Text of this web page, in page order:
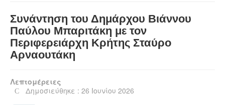
Οικονομικά
Κρήτη
Ελλάδα
Κόσμος
Συνάντηση του Δημάρχου Βιάννου
Παύλου Μπαριτάκη με τον
Περιφερειάρχη Κρήτης Σταύρο
Αρναουτάκη
Λεπτομέρειες
Δημοσιεύθηκε : 26 Ιουνίου 2026